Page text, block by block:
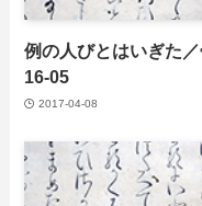
例の人びとはいぎた
16-05
2017-04-08